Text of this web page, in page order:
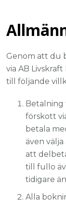
Genom att du
via AB
till följande
Betalning
förskott
betala
även
att
till fullo
tidigare
Alla